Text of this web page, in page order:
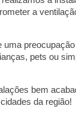
a
uma
pets ou
bem
da região!